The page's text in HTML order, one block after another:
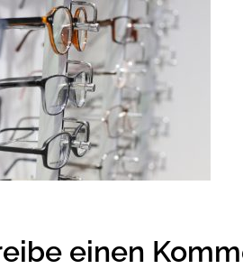
einen